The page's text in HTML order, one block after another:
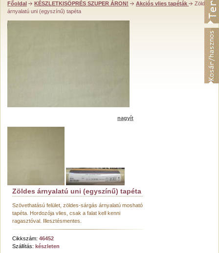
Főoldal KÉSZLETKISÖPRÉS SZUPER ÁRON! Akciós vlies tapéták
Zöldes
árnyalatú uni (egyszínű) tapéta
nagyít
Zöldes árnyalatú uni (egyszínű) tapéta
Szövethatású felület, zöldes-sárgás árnyalatú mosható
tapéta. Hordozója vlies, csak a falat kell kenni
ragasztóval. Illesztésmentes.
Cikkszám: 46452
Szállítás: készleten